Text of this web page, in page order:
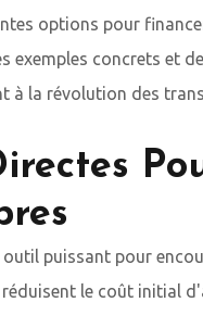
options pour
exemples concrets et
à la révolution des
puissant pour
réduisent le coût initial